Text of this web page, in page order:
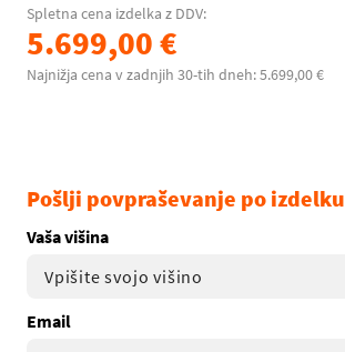
Spletna cena izdelka z DDV:
5.699,00 €
Najnižja cena v zadnjih 30-tih dneh: 5.699,00 €
Pošlji povpraševanje po izdelku
Vaša višina
Email